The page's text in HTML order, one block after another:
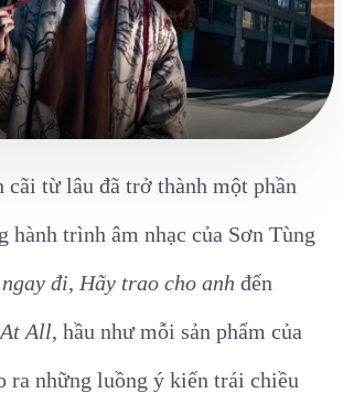
cãi từ lâu đã trở thành một phần
hành trình âm nhạc của Sơn Tùng
đi, Hãy trao cho anh đến
At All, hầu như mỗi sản phẩm của
ra những luồng ý kiến trái chiều